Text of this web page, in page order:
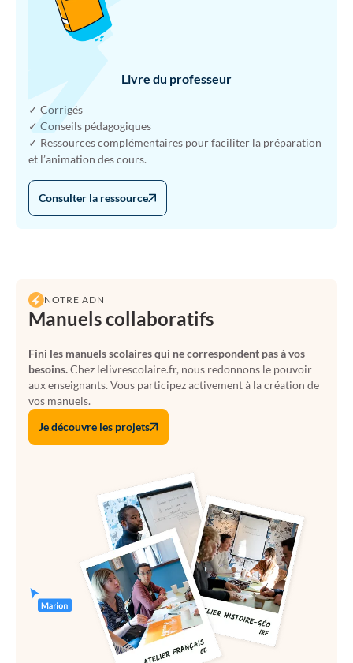
Livre du professeur
✓ Corrigés
✓ Conseils pédagogiques
✓ Ressources complémentaires pour faciliter la préparation
et l’animation des cours.
Consulter la ressource
NOTRE ADN
Manuels collaboratifs
Fini les manuels scolaires qui ne correspondent pas à vos
besoins.Chez lelivrescolaire.fr, nous redonnons le pouvoir
aux enseignants. Vous participez activement à la création de
vos manuels.
Je découvre les projets